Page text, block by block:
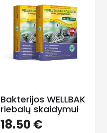
Bakterijos WELLBAK
riebalų skaidymui
18.50€